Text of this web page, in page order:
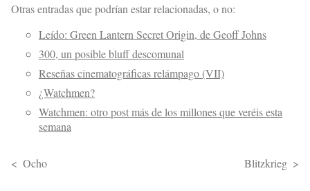
Otras entradas que podrían estar relacionadas, o no:
Leído: Green Lantern Secret Origin, de Geoff Johns
300, un posible bluff descomunal
Reseñas cinematográficas relámpago (VII)
¿Watchmen?
Watchmen: otro post más de los millones que veréis esta
semana
Ocho Blitzkrieg